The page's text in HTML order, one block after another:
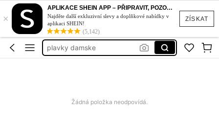
ZÍSKAT
×
APLIKACE SHEIN APP – PŘIPRAVIT, POZOR, STYL!
Najděte další exkluzivní slevy a doplňkové nabídky v
aplikaci SHEIN!
(5,142)
bikiny set
plavky
šaty
plavky damske
Žádná položka neodpovídá.